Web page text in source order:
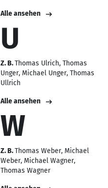
Alle ansehen
U
Z. B.Thomas Ulrich Thomas
Unger Michael Unger Thomas
Ullrich
Alle ansehen
W
Z. B.Thomas Weber Michael
Weber Michael Wagner
Thomas Wagner